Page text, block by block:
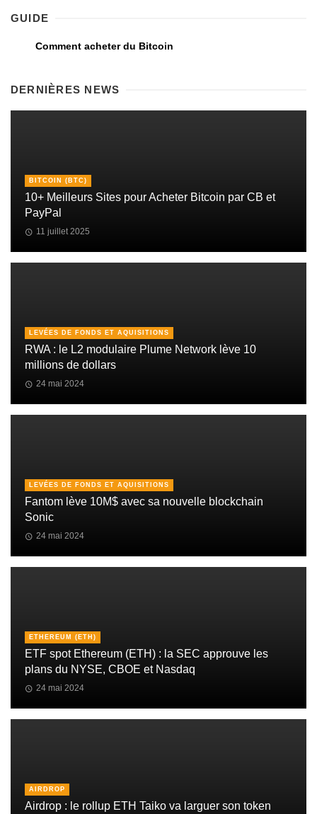
GUIDE
Comment acheter du Bitcoin
DERNIÈRES NEWS
BITCOIN (BTC)
10+ Meilleurs Sites pour Acheter Bitcoin par CB et
PayPal
11 juillet 2025
LEVÉES DE FONDS ET AQUISITIONS
RWA : le L2 modulaire Plume Network lève 10
millions de dollars
24 mai 2024
LEVÉES DE FONDS ET AQUISITIONS
Fantom lève 10M$ avec sa nouvelle blockchain
Sonic
24 mai 2024
ETHEREUM (ETH)
ETF spot Ethereum (ETH) : la SEC approuve les
plans du NYSE, CBOE et Nasdaq
24 mai 2024
AIRDROP
Airdrop : le rollup ETH Taiko va larguer son token